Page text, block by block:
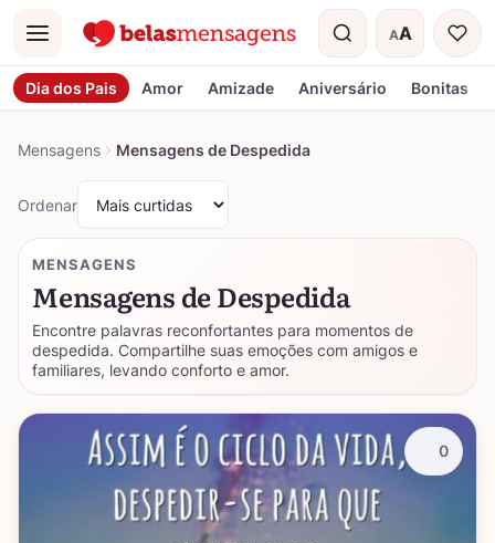
Menu AA
Tamanho do
Dia dos Pais Amor Amizade Aniversário Bonitas
Mensagens Mensagens de Despedida
Ordenar
MENSAGENS
Mensagens de Despedida
Encontre palavras reconfortantes para momentos de
despedida. Compartilhe suas emoções com amigos e
familiares, levando conforto e amor.
0